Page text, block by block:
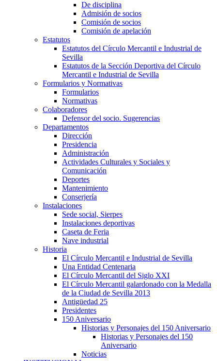
De disciplina
Admisión de socios
Comisión de socios
Comisión de apelación
Estatutos
Estatutos del Círculo Mercantil e Industrial de
Sevilla
Estatutos de la Sección Deportiva del Círculo
Mercantil e Industrial de Sevilla
Formularios y Normativas
Formularios
Normativas
Colaboradores
Defensor del socio. Sugerencias
Departamentos
Dirección
Presidencia
Administración
Actividades Culturales y Sociales y
Comunicación
Deportes
Mantenimiento
Conserjería
Instalaciones
Sede social, Sierpes
Instalaciones deportivas
Caseta de Feria
Nave industrial
Historia
El Círculo Mercantil e Industrial de Sevilla
Una Entidad Centenaria
El Círculo Mercantil del Siglo XXI
El Círculo Mercantil galardonado con la Medalla
de la Ciudad de Sevilla 2013
Antigüedad 25
Presidentes
150 Aniversario
Historias y Personajes del 150 Aniversario
Historias y Personajes del 150
Aniversario
Noticias